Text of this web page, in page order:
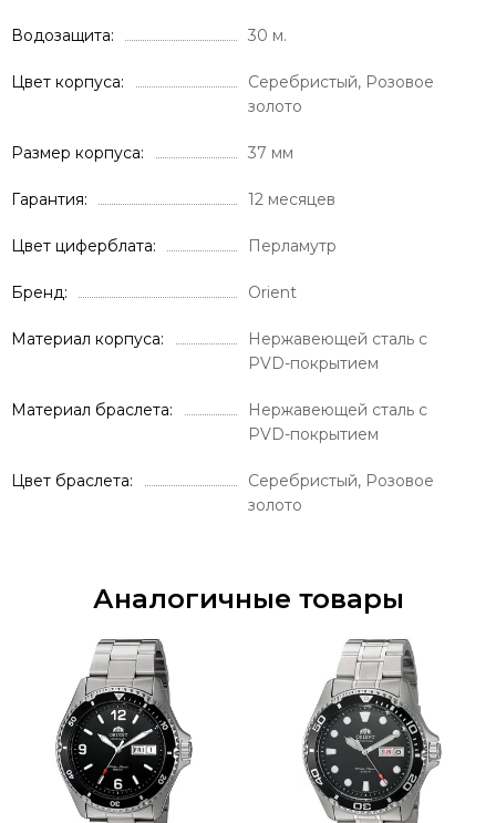
Водозащита 30 м.
Цвет корпуса
Серебристый, Розовое
золото
Размер корпуса 37 мм
Гарантия 12 месяцев
Цвет циферблата Перламутр
Бренд Orient
Материал корпуса
Нержавеющей сталь с
PVD-покрытием
Материал браслета
Нержавеющей сталь с
PVD-покрытием
Цвет браслета
Серебристый, Розовое
золото
Аналогичные товары